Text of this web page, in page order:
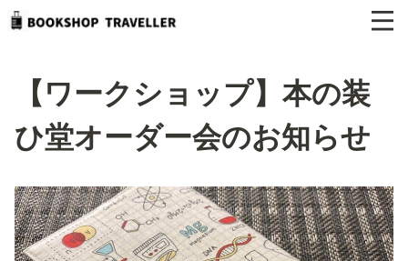
【ワークショップ】本の装
ひ堂オーダー会のお知らせ